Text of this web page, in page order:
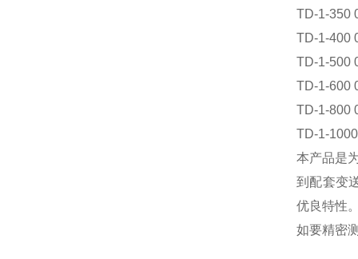
TD-1-350
TD-1-400
TD-1-500
TD-1-600
TD-1-800
TD-1-
本产品是
到配套变
优良特性
如要精密